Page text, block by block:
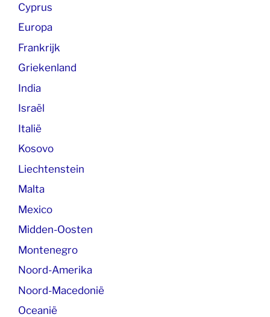
Cyprus
Europa
Frankrijk
Griekenland
India
Israël
Italië
Kosovo
Liechtenstein
Malta
Mexico
Midden-Oosten
Montenegro
Noord-Amerika
Noord-Macedonië
Oceanië